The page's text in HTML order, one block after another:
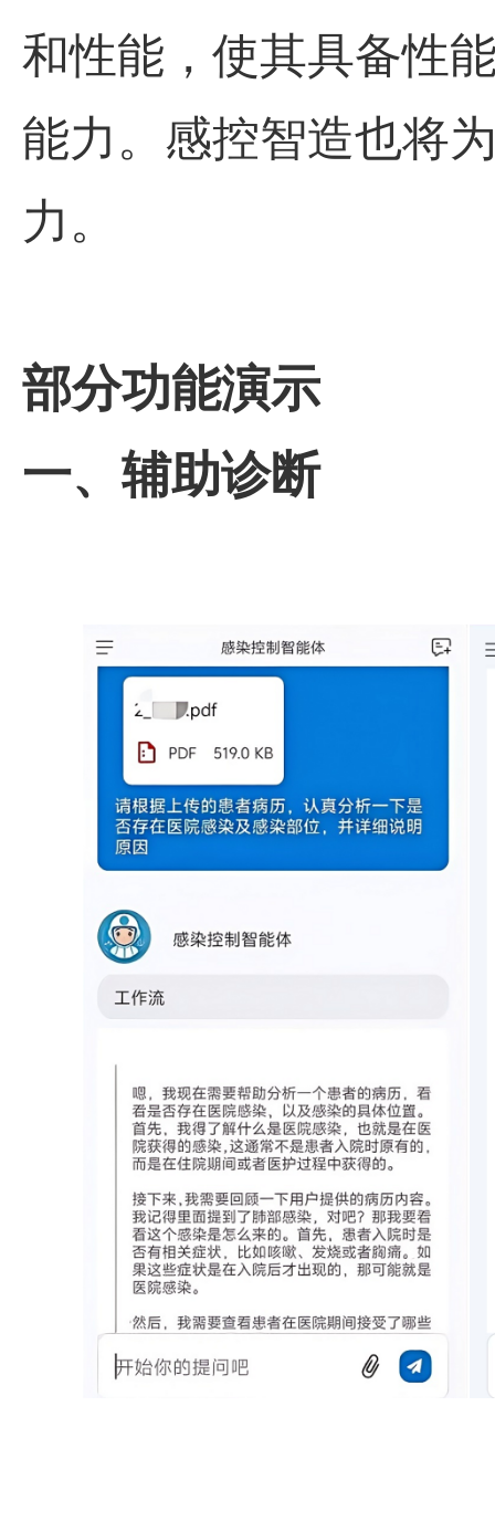
和性能，使其具备性
能力。感控智造也将
力。
部分功能演示
一、辅助诊断